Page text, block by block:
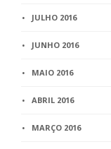
JULHO 2016
JUNHO 2016
MAIO 2016
ABRIL 2016
MARÇO 2016